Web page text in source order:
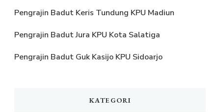
Pengrajin Badut Keris Tundung KPU Madiun
Pengrajin Badut Jura KPU Kota Salatiga
Pengrajin Badut Guk Kasijo KPU Sidoarjo
KATEGORI